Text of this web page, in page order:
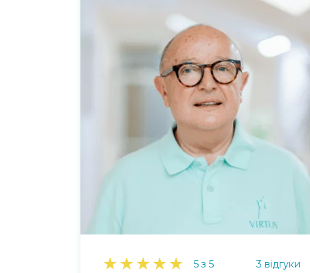
★★★★★ 5 з 5 3 відгуки